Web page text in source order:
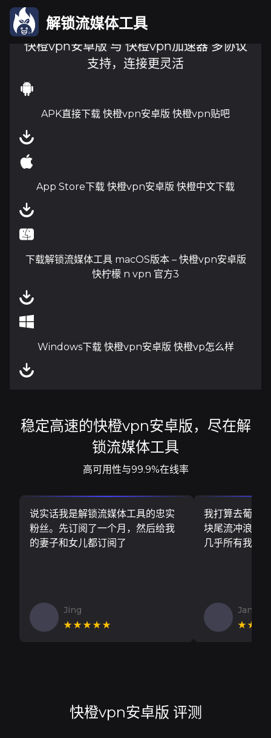
解锁流媒体工具
快橙vpn安卓版 与 快橙vpn加速器 多协议
支持，连接更灵活
APK直接下载 快橙vpn安卓版 快橙vpn贴吧
App Store下载 快橙vpn安卓版 快橙中文下载
下载解锁流媒体工具 macOS版本 – 快橙vpn安卓版
快柠檬 n vpn 官方3
Windows下载 快橙vpn安卓版 快橙vp怎么样
稳定高速的快橙vpn安卓版，尽在解
锁流媒体工具
高可用性与99.9%在线率
说实话我是解锁流媒体工具的忠实
粉丝。先订阅了一个月，然后给我
的妻子和女儿都订阅了
Jing
★★★★★
我打算去葡萄
块尾流冲浪板
几乎所有我需
Jan V
快橙vpn安卓版 评测